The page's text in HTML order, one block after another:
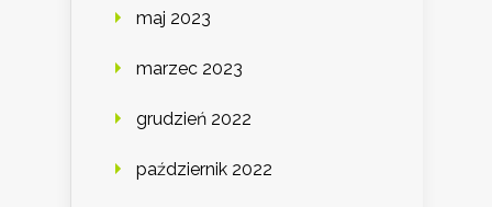
maj 2023
marzec 2023
grudzień 2022
październik 2022